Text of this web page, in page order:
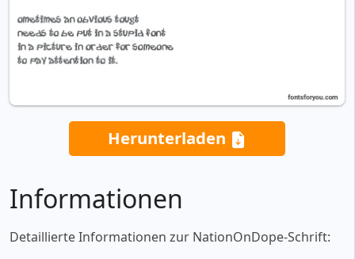
Herunterladen
Informationen
Detaillierte Informationen zur NationOnDope-Schrift: